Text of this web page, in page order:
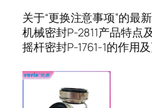
关于“更换注意事项”的最
机械密封P-2811产品特点
摇杆密封P-1761-1的作用